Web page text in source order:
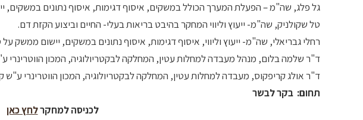
גל פלג, שה"מ – הפעלת המערך הכולל במשקים, איסוף דגימות, איסוף נתונים
טל שקולניק, שה"מ- ייעוץ וליווי המחקר בהיבט בריאות בעלי- החיים וביצוע הקזת דם.
רחלי גבריאלי, שה"מ- ייעוץ וליווי, איסוף דגימות, איסוף נתונים במשקים, יישום ממשק
ד"ר שלמה בלום, מנהל מעבדה למחלות עטין, המחלקה לבקטריולוגיה, המכון הווטרינרי
ד"ר אולג קריפקוס, מעבדה למחלות עטין, המחלקה לבקטריולוגיה, המכון הווטרינרי ע"ש
תחום: בקר לבשר
לכניסה למחקרלחץ כאן